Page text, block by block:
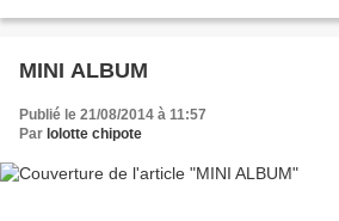
MINI ALBUM
Publié le 21/08/2014 à 11:57
Par lolotte chipote